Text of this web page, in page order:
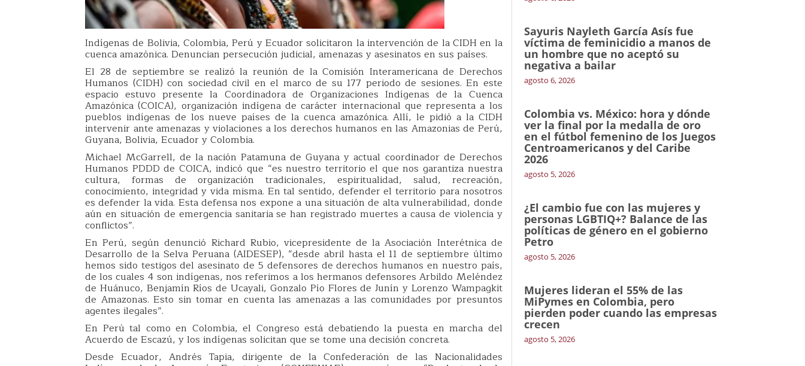
Indígenas de Bolivia, Colombia, Perú y Ecuador solicitaron la intervención de la CIDH en la
cuenca amazónica. Denuncian persecución judicial, amenazas y asesinatos en sus países.
El 28 de septiembre se realizó la reunión de la Comisión Interamericana de Derechos
Humanos (CIDH) con sociedad civil en el marco de su 177 periodo de sesiones. En este
espacio estuvo presente la Coordinadora de Organizaciones Indígenas de la Cuenca
Amazónica (COICA), organización indígena de carácter internacional que representa a los
pueblos indígenas de los nueve países de la cuenca amazónica. Allí, le pidió a la CIDH
intervenir ante amenazas y violaciones a los derechos humanos en las Amazonias de Perú,
Guyana, Bolivia, Ecuador y Colombia.
Michael McGarrell, de la nación Patamuna de Guyana y actual coordinador de Derechos
Humanos PDDD de COICA, indicó que “es nuestro territorio el que nos garantiza nuestra
cultura, formas de organización tradicionales, espiritualidad, salud, recreación,
conocimiento, integridad y vida misma. En tal sentido, defender el territorio para nosotros
es defender la vida. Esta defensa nos expone a una situación de alta vulnerabilidad, donde
aún en situación de emergencia sanitaria se han registrado muertes a causa de violencia y
conflictos”.
En Perú, según denunció Richard Rubio, vicepresidente de la Asociación Interétnica de
Desarrollo de la Selva Peruana (AIDESEP), “desde abril hasta el 11 de septiembre último
hemos sido testigos del asesinato de 5 defensores de derechos humanos en nuestro país,
de los cuales 4 son indígenas, nos referimos a los hermanos defensores Arbildo Meléndez
de Huánuco, Benjamín Ríos de Ucayali, Gonzalo Pío Flores de Junín y Lorenzo Wampagkit
de Amazonas. Esto sin tomar en cuenta las amenazas a las comunidades por presuntos
agentes ilegales”.
En Perú tal como en Colombia, el Congreso está debatiendo la puesta en marcha del
Acuerdo de Escazú, y los indígenas solicitan que se tome una decisión concreta.
Desde Ecuador, Andrés Tapia, dirigente de la Confederación de las Nacionalidades
Sayuris Nayleth García Asís fue
víctima de feminicidio a manos de
un hombre que no aceptó su
negativa a bailar
agosto 6, 2026
Colombia vs. México: hora y dónde
ver la final por la medalla de oro
en el fútbol femenino de los Juegos
Centroamericanos y del Caribe
2026
agosto 5, 2026
¿El cambio fue con las mujeres y
personas LGBTIQ+? Balance de las
políticas de género en el gobierno
Petro
agosto 5, 2026
Mujeres lideran el 55% de las
MiPymes en Colombia, pero
pierden poder cuando las empresas
crecen
agosto 5, 2026